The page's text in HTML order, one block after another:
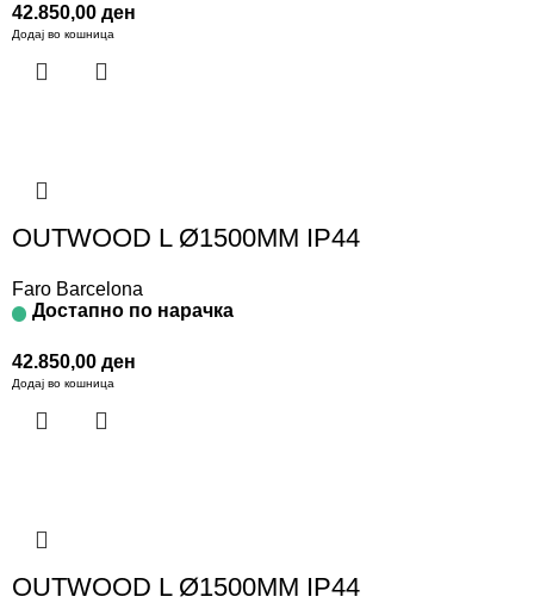
42.850,00 ден
Додај во кошница
OUTWOOD L Ø1500MM IP44
Faro Barcelona
Достапно по нарачка
42.850,00 ден
Додај во кошница
OUTWOOD L Ø1500MM IP44